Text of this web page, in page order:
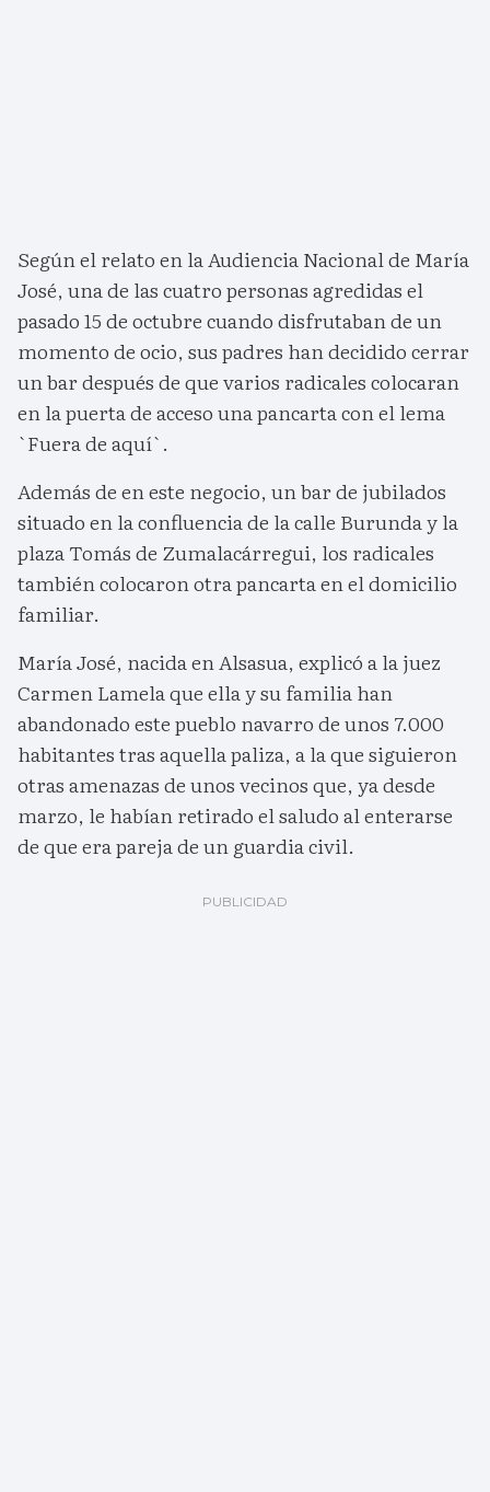
Según el relato en la Audiencia Nacional de María
José, una de las cuatro personas agredidas el
pasado 15 de octubre cuando disfrutaban de un
momento de ocio, sus padres han decidido cerrar
un bar después de que varios radicales colocaran
en la puerta de acceso una pancarta con el lema
`Fuera de aquí`.
Además de en este negocio, un bar de jubilados
situado en la confluencia de la calle Burunda y la
plaza Tomás de Zumalacárregui, los radicales
también colocaron otra pancarta en el domicilio
familiar.
María José, nacida en Alsasua, explicó a la juez
Carmen Lamela que ella y su familia han
abandonado este pueblo navarro de unos 7.000
habitantes tras aquella paliza, a la que siguieron
otras amenazas de unos vecinos que, ya desde
marzo, le habían retirado el saludo al enterarse
de que era pareja de un guardia civil.